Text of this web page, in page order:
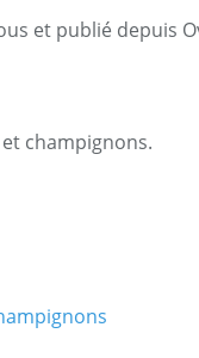
et publié depuis
champignons.